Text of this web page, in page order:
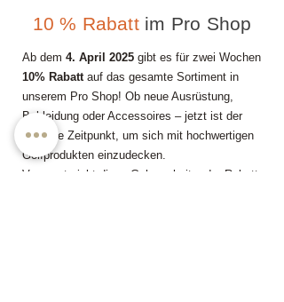
10 % Rabattim Pro Shop
Ab dem 4. April 2025 gibt es für zwei Wochen
10% Rabattauf das gesamte Sortiment in
unserem Pro Shop! Ob neue Ausrüstung,
Bekleidung oder Accessoires – jetzt ist der
perfekte Zeitpunkt, um sich mit hochwertigen
Golfprodukten einzudecken.
Verpasst nicht diese Gelegenheit – der Rabatt